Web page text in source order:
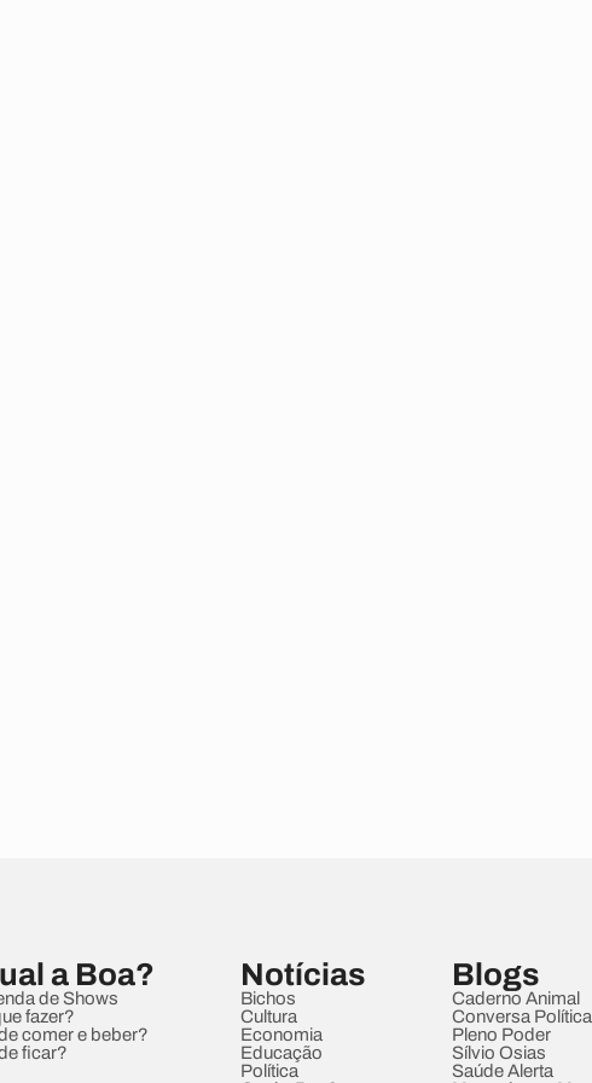
a Boa?
de Shows
fazer?
comer e beber?
ficar?
Notícias
Bichos
Cultura
Economia
Educação
Política
Blogs
Caderno Animal
Conversa Política
Pleno Poder
Sílvio Osias
Saúde Alerta